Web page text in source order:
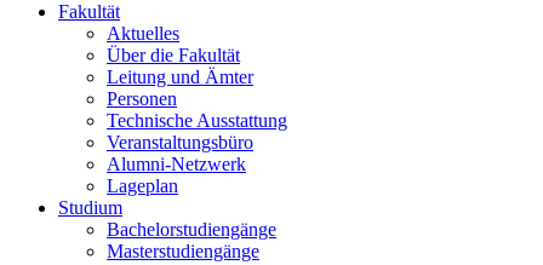
Fakultät
Aktuelles
Über die Fakultät
Leitung und Ämter
Personen
Technische Ausstattung
Veranstaltungsbüro
Alumni-Netzwerk
Lageplan
Studium
Bachelorstudiengänge
Masterstudiengänge